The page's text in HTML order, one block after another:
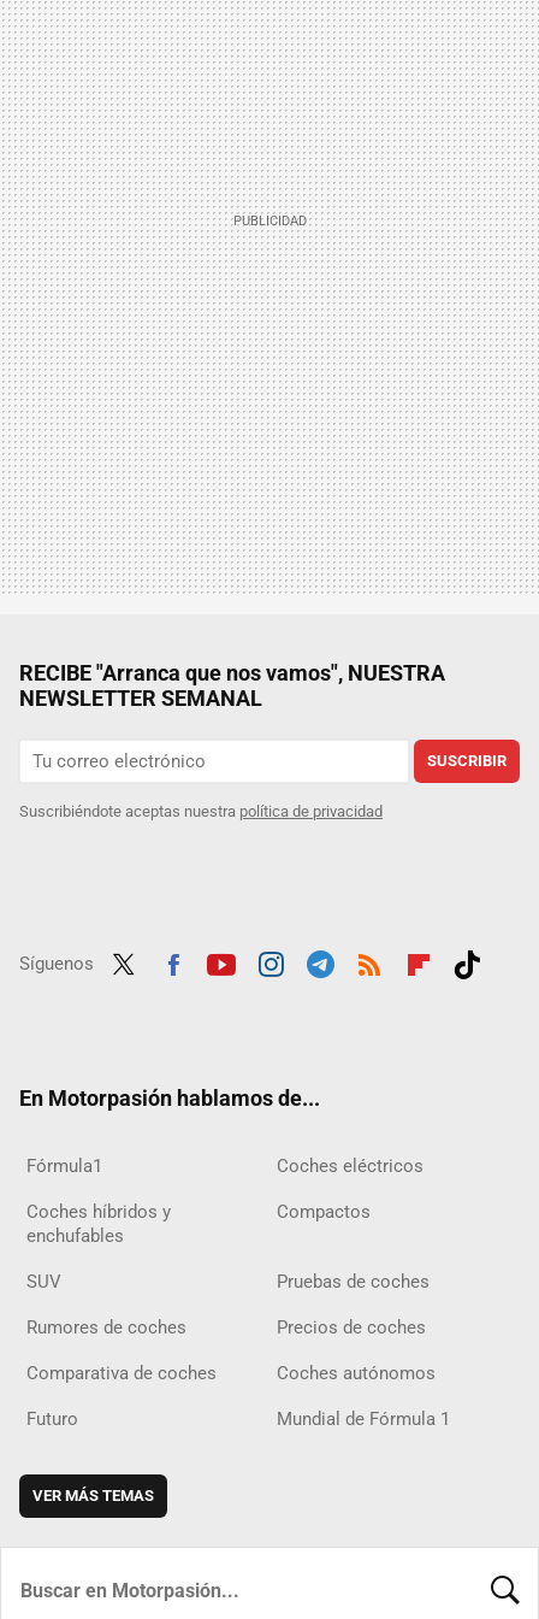
RECIBE "Arranca que nos vamos", NUESTRA
NEWSLETTER SEMANAL
SUSCRIBIR
Suscribiéndote aceptas nuestra política de privacidad
Síguenos
En Motorpasión hablamos de...
Fórmula1 Coches eléctricos
Coches híbridos y
enchufables
Compactos
SUV Pruebas de coches
Rumores de coches Precios de coches
Comparativa de coches Coches autónomos
Futuro Mundial de Fórmula 1
VER MÁS TEMAS